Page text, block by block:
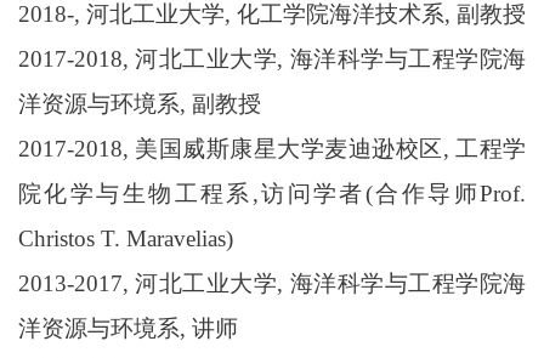
2018-, 河北工业大学, 化工学院海洋技术系, 副教授
2017-2018, 河北工业大学, 海洋科学与工程学院海
洋资源与环境系, 副教授
2017-2018, 美国威斯康星大学麦迪逊校区, 工程学
院化学与生物工程系,访问学者(合作导师Prof.
Christos T. Maravelias)
2013-2017, 河北工业大学, 海洋科学与工程学院海
洋资源与环境系, 讲师